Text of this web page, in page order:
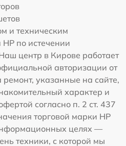
и техническим
по истечении
центр в Кирове работает
авторизации от
указанные на сайте,
характер и
согласно п. 2 ст. 437
торговой марки HP
целях —
техники, с которой мы